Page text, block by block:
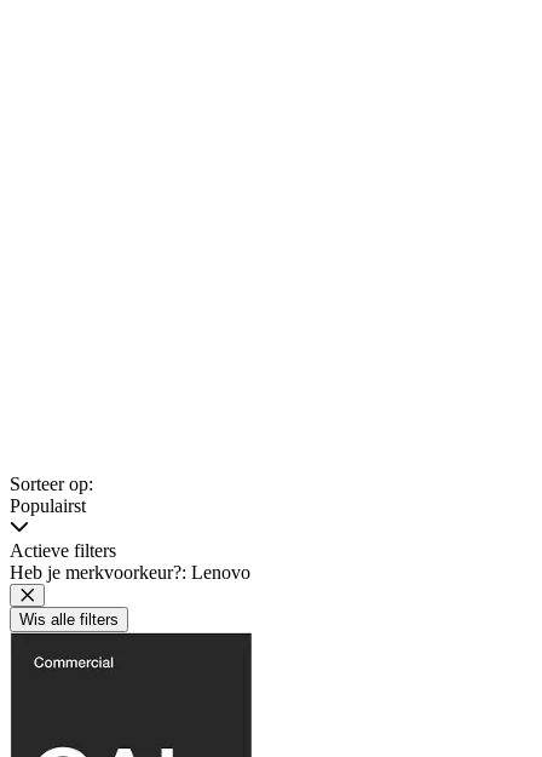
Sorteer op:
Populairst
Actieve filters
Heb je merkvoorkeur?: Lenovo
Wis alle filters